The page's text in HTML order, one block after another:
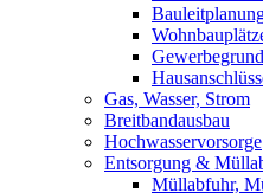
Gas, Wasser, Strom
Breitbandausbau
Hochwasservorsorge
Entsorgung &
Müllabfuhr,